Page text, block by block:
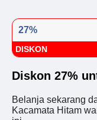
27%
DISKON
Diskon 27%
Belanja sekarang
Kacamata Hitam